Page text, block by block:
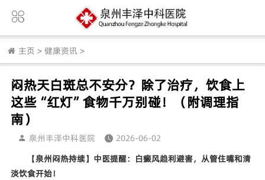
主页 > 健康资讯 >
闷热天白斑总不安分？除了治疗，饮食上
这些“红灯”食物千万别碰！（附调理指
南）
泉州丰泽中科医院
2026-06-02
【泉州闷热持续】中医提醒：白癜风趋利避害，从管住嘴和清
淡饮食开始！